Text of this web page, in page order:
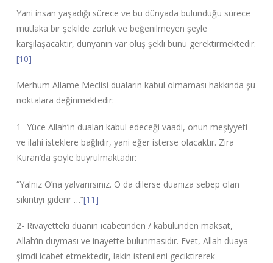
Yani insan yaşadığı sürece ve bu dünyada bulunduğu sürece
mutlaka bir şekilde zorluk ve beğenilmeyen şeyle
karşılaşacaktır, dünyanın var oluş şekli bunu gerektirmektedir.
[10]
Merhum Allame Meclisi duaların kabul olmaması hakkında şu
noktalara değinmektedir:
1- Yüce Allah’ın duaları kabul edeceği vaadi, onun meşiyyeti
ve ilahi isteklere bağlıdır, yani eğer isterse olacaktır. Zira
Kuran’da şöyle buyrulmaktadır:
“Yalnız O’na yalvarırsınız. O da dilerse duanıza sebep olan
sıkıntıyı giderir …”[11]
2- Rivayetteki duanın icabetinden / kabulünden maksat,
Allah’ın duyması ve inayette bulunmasıdır. Evet, Allah duaya
şimdi icabet etmektedir, lakin istenileni geciktirerek